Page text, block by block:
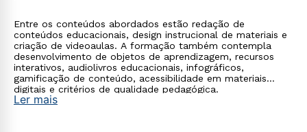
Entre os conteúdos abordados estão redação de
conteúdos educacionais, design instrucional de materiais e
criação de videoaulas. A formação também contempla
desenvolvimento de objetos de aprendizagem, recursos
interativos, audiolivros educacionais, infográficos,
gamificação de conteúdo, acessibilidade em materiais
digitais e critérios de qualidade pedagógica.
Ler mais